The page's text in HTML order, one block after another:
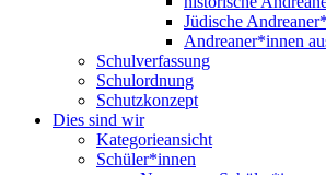
Jüdische
Andreaner*innen
Schulverfassung
Schulordnung
Schutzkonzept
Dies sind wir
Kategorieansicht
Schüler*innen